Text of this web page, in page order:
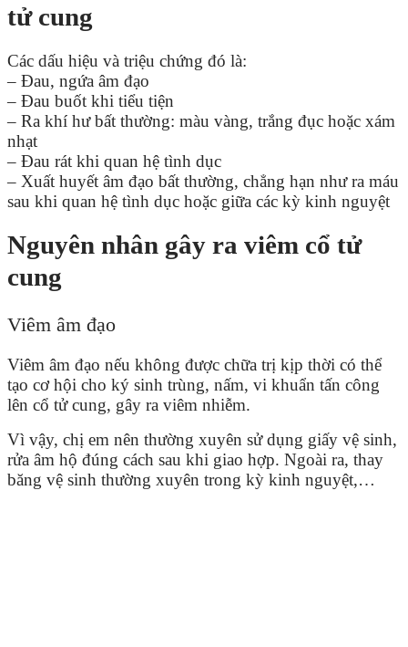
tử cung
Các dấu hiệu và triệu chứng đó là:
– Đau, ngứa âm đạo
– Đau buốt khi tiểu tiện
– Ra khí hư bất thường: màu vàng, trắng đục hoặc xám
nhạt
– Đau rát khi quan hệ tình dục
– Xuất huyết âm đạo bất thường, chẳng hạn như ra máu
sau khi quan hệ tình dục hoặc giữa các kỳ kinh nguyệt
Nguyên nhân gây ra viêm cổ tử
cung
Viêm âm đạo
Viêm âm đạo nếu không được chữa trị kịp thời có thể
tạo cơ hội cho ký sinh trùng, nấm, vi khuẩn tấn công
lên cổ tử cung, gây ra viêm nhiễm.
Vì vậy, chị em nên thường xuyên sử dụng giấy vệ sinh,
rửa âm hộ đúng cách sau khi giao hợp. Ngoài ra, thay
băng vệ sinh thường xuyên trong kỳ kinh nguyệt,…